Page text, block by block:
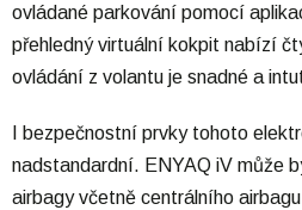
ovládané parkování pomocí
přehledný virtuální kokpit nabízí
ovládání z volantu je snadné a
I bezpečnostní prvky tohoto
nadstandardní. ENYAQ iV může
airbagy včetně centrálního